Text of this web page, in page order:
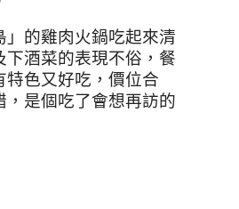
」的雞肉火鍋吃起來清
下酒菜的表現不俗，餐
特色又好吃，價位合
，是個吃了會想再訪的